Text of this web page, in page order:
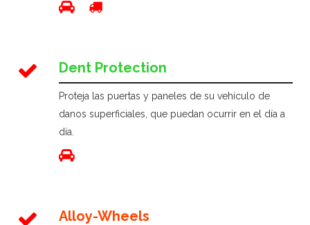
Dent Protection
Proteja las puertas y paneles de su vehículo de
danos superficiales, que puedan ocurrir en el día a
día.
Alloy-Wheels